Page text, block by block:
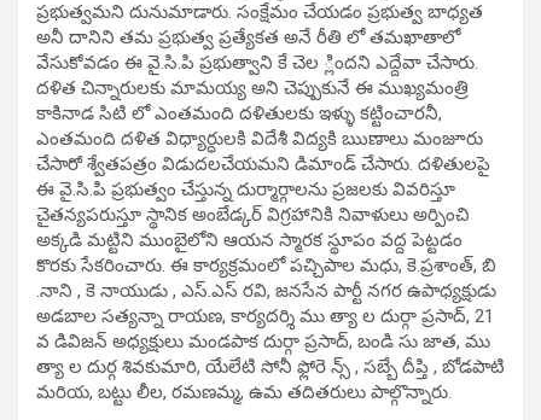
ప్రభుత్వమని దునుమాడారు. సంక్షేమం చేయడం ప్రభుత్వ బాధ్యత
అనీ దానిని తమ ప్రభుత్వ ప్రత్యేకత అనే రీతి లో తమఖాతాలో
వేసుకోవడం ఈ వై.సి.పి ప్రభుత్వాని కే చెల ్లిందని ఎద్దేవా చేసారు.
దళిత చిన్నారులకు మామయ్య అని చెప్పుకునే ఈ ముఖ్యమంత్రి
కాకినాడ సిటి లో ఎంతమంది దళితులకు ఇళ్ళు కట్టించారనీ,
ఎంతమంది దళిత విధ్యార్ధులకి విదేశీ విద్యకి ఋణాలు మంజూరు
చేసారో శ్వేతపత్రం విడుదలచేయమని డిమాండ్ చేసారు. దళితులపై
ఈ వై.సి.పి ప్రభుత్వం చేస్తున్న దుర్మార్గాలను ప్రజలకు వివరిస్తూ
చైతన్యపరుస్తూ స్థానిక అంబేడ్కర్ విగ్రహానికి నివాళులు అర్పించి
అక్కడి మట్టిని ముంబైలోని ఆయన స్మారక స్థూపం వద్ద పెట్టడం
కొరకు సేకరించారు. ఈ కార్యక్రమంలో పచ్చిపాల మధు, కె.ప్రశాంత్, బి
.నాని , కె నాయుడు , ఎస్.ఎస్ రవి, జనసేన పార్టీ నగర ఉపాధ్యక్షుడు
అడబాల సత్యన్నా రాయణ, కార్యదర్శి ము త్యా ల దుర్గా ప్రసాద్, 21
వ డివిజన్ అధ్యక్షులు మండపాక దుర్గా ప్రసాద్, బండి సు జాత, ము
త్యా ల దుర్గ శివకుమారి, యేలేటి సోనీ ఫ్లోరె న్స్ , సబ్బే దీప్తి , బోడపాటి
మరియ, బట్టు లీల, రమణమ్మ, ఉమ తదితరులు పాల్గొన్నారు.